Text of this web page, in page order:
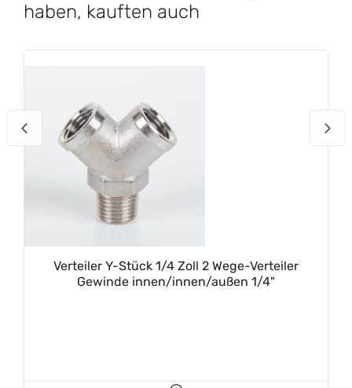
haben, kauften auch
Verteiler Y-Stück 1/4 Zoll 2 Wege-Verteiler
Gewinde innen/innen/außen 1/4"